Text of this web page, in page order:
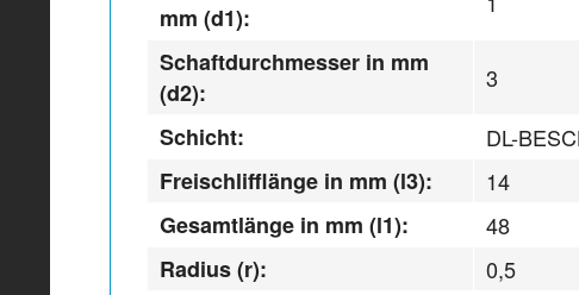
mm (d1):
Schaftdurchmesser in mm
(d2):
3
Schicht:
DL-
Freischlifflänge in mm (l3):
14
Gesamtlänge in mm (l1):
48
Radius (r):
0,5